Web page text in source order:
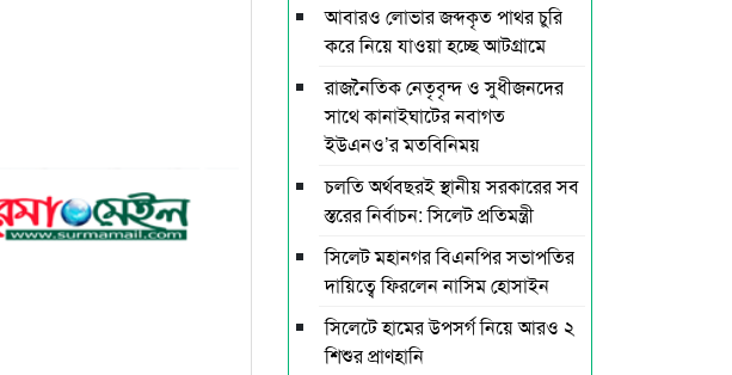
আবারও লোভার জব্দকৃত পাথর চুরি
করে নিয়ে যাওয়া হচ্ছে আটগ্রামে
রাজনৈতিক নেতৃবৃন্দ ও সুধীজনদের
সাথে কানাইঘাটের নবাগত
ইউএনও’র মতবিনিময়
চলতি অর্থবছরই স্থানীয় সরকারের সব
স্তরের নির্বাচন: সিলেট প্রতিমন্ত্রী
সিলেট মহানগর বিএনপির সভাপতির
দায়িত্বে ফিরলেন নাসিম হোসাইন
সিলেটে হামের উপসর্গ নিয়ে আরও ২
শিশুর প্রাণহানি